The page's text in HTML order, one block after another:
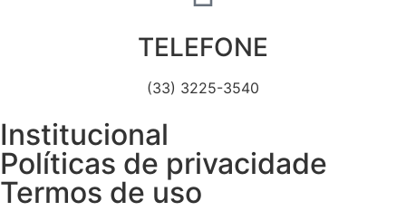
TELEFONE
(33) 3225-3540
Institucional
Políticas de privacidade
Termos de uso